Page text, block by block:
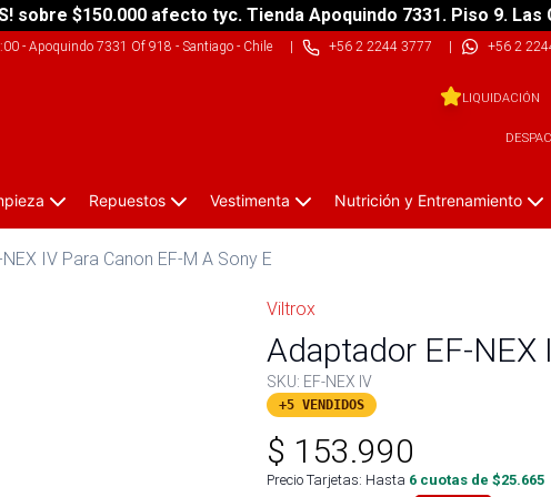
sobre $150.000 afecto tyc. Tienda Apoquindo 7331. Piso 9. Las
- Apoquindo 7331 Of 918 - Santiago - Chile| +56 2 2244 3777 | +56 2
LIQUIDACIÓN
Repuestos Vestimenta Nutrición y Entrenamiento
IV Para Canon EF-M A Sony E
Viltrox
Adaptador EF-NEX
SKU: EF-NEX IV
+5 VENDIDOS
$ 153.990
Precio Tarjetas: Hasta 6 cuotas de $25.665